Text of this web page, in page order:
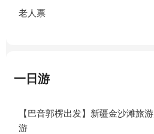
老人票
一日游
【巴音郭楞出发】新疆金沙滩旅
游